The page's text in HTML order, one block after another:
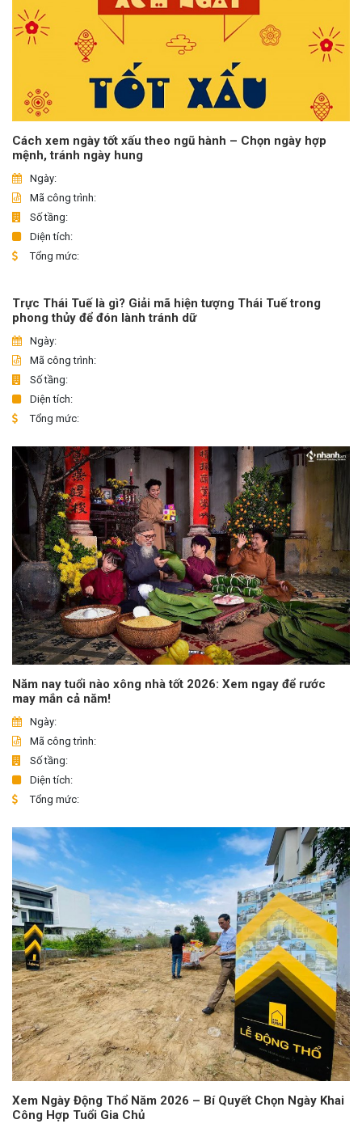
Cách xem ngày tốt xấu theo ngũ hành – Chọn ngày hợp
mệnh, tránh ngày hung
Ngày:
Mã công trình:
Số tầng:
Diện tích:
Tổng mức:
Trực Thái Tuế là gì? Giải mã hiện tượng Thái Tuế trong
phong thủy để đón lành tránh dữ
Ngày:
Mã công trình:
Số tầng:
Diện tích:
Tổng mức:
Năm nay tuổi nào xông nhà tốt 2026: Xem ngay để rước
may mắn cả năm!
Ngày:
Mã công trình:
Số tầng:
Diện tích:
Tổng mức:
Xem Ngày Động Thổ Năm 2026 – Bí Quyết Chọn Ngày Khai
Công Hợp Tuổi Gia Chủ